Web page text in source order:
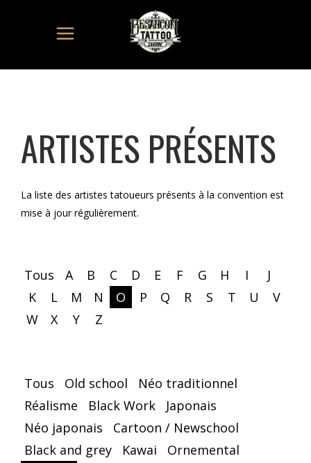
ARTISTES PRÉSENTS
La liste des artistes tatoueurs présents à la convention est
mise à jour régulièrement.
Tous A B C D E F G H I
J
K
L M N O P Q R S T U
V
W
X Y Z
Tous Old school
Néo traditionnel
Réalisme
Black Work
Japonais
Néo japonais
Cartoon / Newschool
Black and grey
Kawai
Ornemental